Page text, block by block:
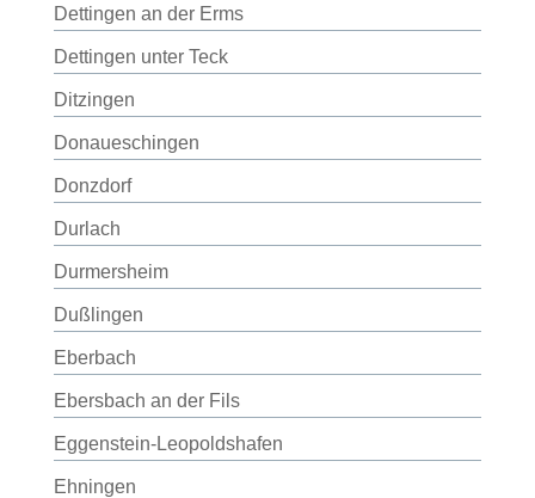
Dettingen an der Erms
Dettingen unter Teck
Ditzingen
Donaueschingen
Donzdorf
Durlach
Durmersheim
Dußlingen
Eberbach
Ebersbach an der Fils
Eggenstein-Leopoldshafen
Ehningen